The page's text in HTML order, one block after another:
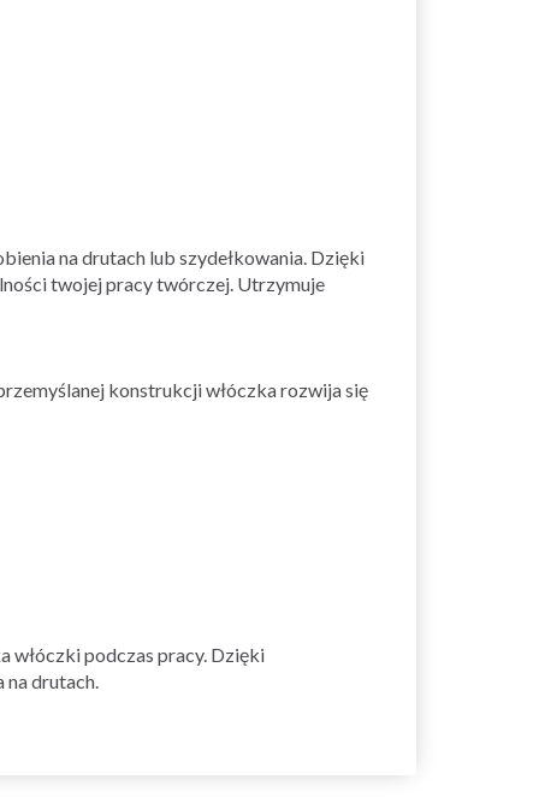
na drutach lub szydełkowania. Dzięki
twojej pracy twórczej. Utrzymuje
konstrukcji włóczka rozwija się
włóczki podczas pracy. Dzięki
na drutach.